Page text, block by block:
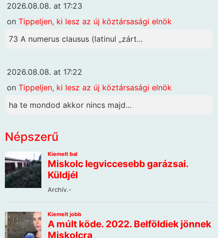
2026.08.08. at 17:23
on Tippeljen, ki lesz az új köztársasági elnök
73 A numerus clausus (latinul „zárt...
2026.08.08. at 17:22
on Tippeljen, ki lesz az új köztársasági elnök
ha te mondod akkor nincs majd...
Népszerű